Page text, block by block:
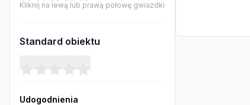
Kliknij na lewą lub prawą połowę gwiazdki
Standard obiektu
Udogodnienia